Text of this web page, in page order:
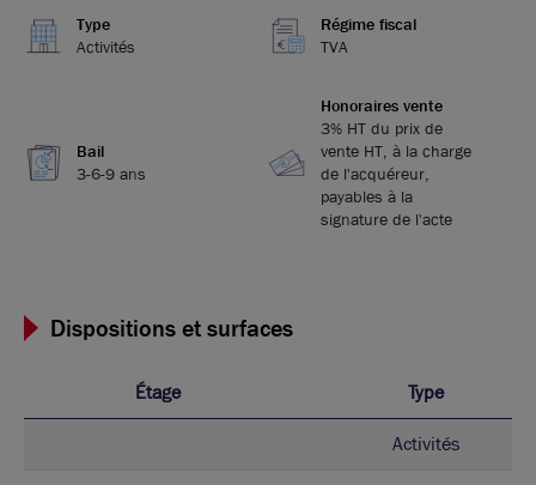
Type
Activités
Régime fiscal
TVA
Bail
3-6-9 ans
Honoraires vente
3% HT du prix de
vente HT, à la charge
de l'acquéreur,
payables à la
signature de l'acte
Dispositions et surfaces
Étage Type
Activités